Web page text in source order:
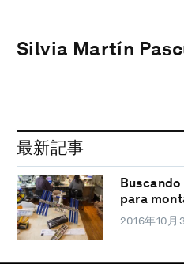
Silvia Martín
最新記事
para
2016年10月